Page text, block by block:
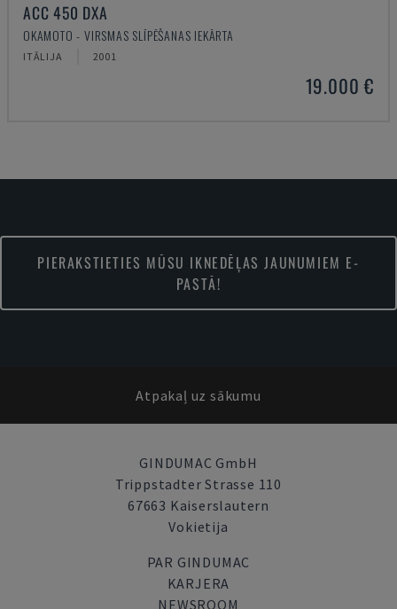
ACC 450 DXA
OKAMOTO - VIRSMAS SLĪPĒŠANAS IEKĀRTA
ITĀLIJA 2001
19.000 €
PIERAKSTIETIES MŪSU IKNEDĒĻAS JAUNUMIEM E-
PASTĀ!
Atpakaļ uz sākumu
GINDUMAC GmbH
Trippstadter Strasse 110
67663 Kaiserslautern
Vokietija
PAR GINDUMAC
KARJERA
NEWSROOM